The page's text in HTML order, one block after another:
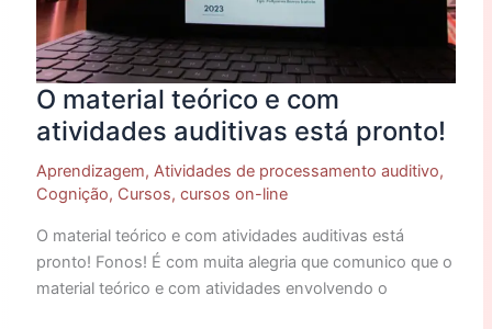
O material teórico e com
atividades auditivas está pronto!
Aprendizagem, Atividades de processamento auditivo,
Cognição, Cursos, cursos on-line
O material teórico e com atividades auditivas está
pronto! Fonos! É com muita alegria que comunico que o
material teórico e com atividades envolvendo o